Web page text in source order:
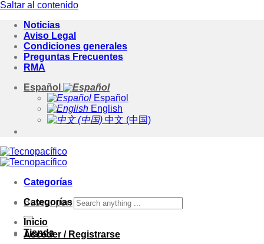
Saltar al contenido
Noticias
Aviso Legal
Condiciones generales
Preguntas Frecuentes
RMA
Español
Español
English
中文 (中国)
Categorías
Buscar por:
Acceder / Registrarse
Categorías
Inicio
Tienda